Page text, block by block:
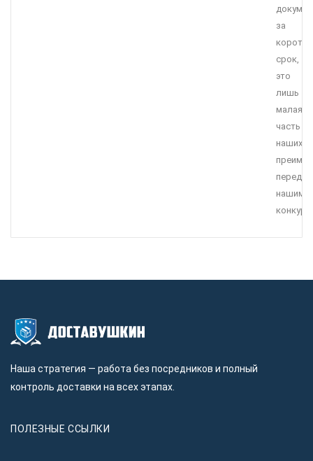
за
срок,
это
лишь
малая
часть
наших
перед
нашими
Наша стратегия — работа без посредников и полный
контроль доставки на всех этапах.
ПОЛЕЗНЫЕ ССЫЛКИ